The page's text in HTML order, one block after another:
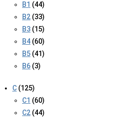
B1 (44)
B2 (33)
B3 (15)
B4 (60)
B5 (41)
B6 (3)
C (125)
C1 (60)
C2 (44)